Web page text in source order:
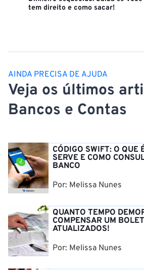
tem direito e como sacar!
AINDA PRECISA DE AJUDA
Veja os últimos
Bancos e Contas
CÓDIGO SWIFT: O QUE
SERVE E COMO
BANCO
Por: Melissa Nunes
QUANTO TEMPO
COMPENSAR UM
ATUALIZADOS!
Por: Melissa Nunes